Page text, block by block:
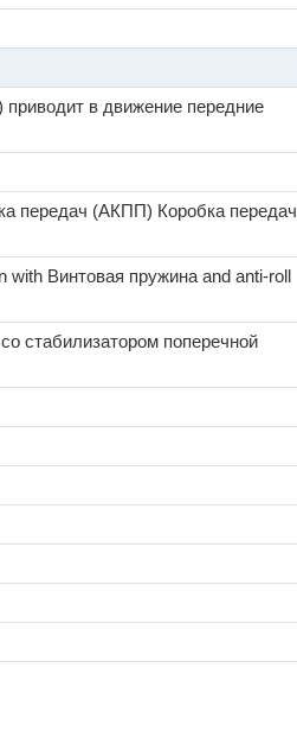
приводит в движение передние
передач (АКПП) Коробка передач
with Винтовая пружина and anti-roll
стабилизатором поперечной